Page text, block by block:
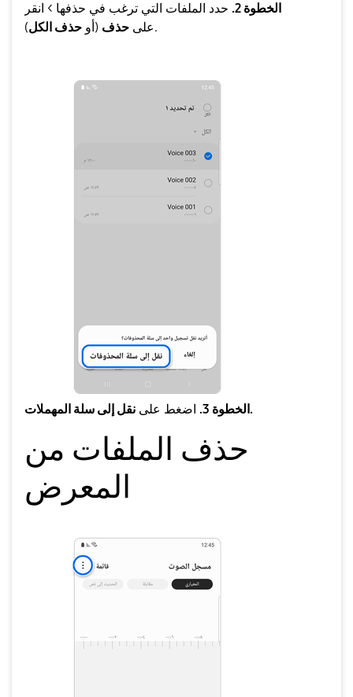
الخطوة 2.
حدد الملفات التي ترغب في حذفها > انقر
على حذف (أو حذف الكل ).
الخطوة 3. اضغط على نقل إلى سلة المهملات.
حذف الملفات من
المعرض